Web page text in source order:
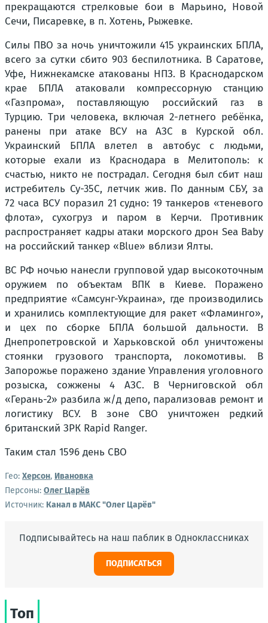
прекращаются стрелковые бои в Марьино, Новой
Сечи, Писаревке, в п. Хотень, Рыжевке.
Силы ПВО за ночь уничтожили 415 украинских БПЛА,
всего за сутки сбито 903 беспилотника. В Саратове,
Уфе, Нижнекамске атакованы НПЗ. В Краснодарском
крае БПЛА атаковали компрессорную станцию
«Газпрома», поставляющую российский газ в
Турцию. Три человека, включая 2-летнего ребёнка,
ранены при атаке ВСУ на АЗС в Курской обл.
Украинский БПЛА влетел в автобус с людьми,
которые ехали из Краснодара в Мелитополь: к
счастью, никто не пострадал. Сегодня был сбит наш
истребитель Су-35С, летчик жив. По данным СБУ, за
72 часа ВСУ поразил 21 судно: 19 танкеров «теневого
флота», сухогруз и паром в Керчи. Противник
распространяет кадры атаки морского дрон Sea Baby
на российский танкер «Blue» вблизи Ялты.
ВС РФ ночью нанесли групповой удар высокоточным
оружием по объектам ВПК в Киеве. Поражено
предприятие «Самсунг-Украина», где производились
и хранились комплектующие для ракет «Фламинго»,
и цех по сборке БПЛА большой дальности. В
Днепропетровской и Харьковской обл уничтожены
стоянки грузового транспорта, локомотивы. В
Запорожье поражено здание Управления уголовного
розыска, сожжены 4 АЗС. В Черниговской обл
«Герань-2» разбила ж/д депо, парализовав ремонт и
логистику ВСУ. В зоне СВО уничтожен редкий
британский ЗРК Rapid Ranger.
Таким стал 1596 день СВО
Гео: Херсон, Ивановка
Персоны: Олег Царёв
Источник: Канал в МАКС "Олег Царёв"
Подписывайтесь на наш паблик в Одноклассниках
ПОДПИСАТЬСЯ
Топ